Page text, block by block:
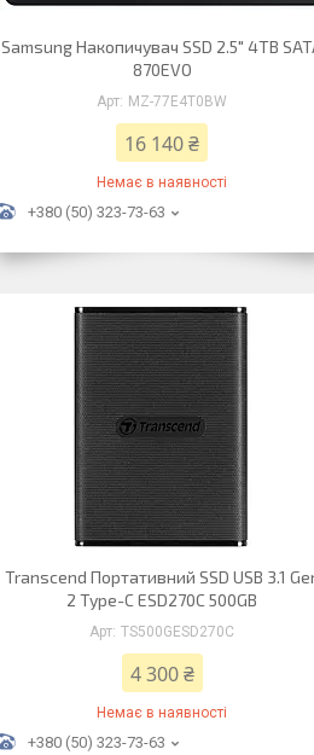
Samsung Накопичувач SSD 2.5" 4TB
870EVO
MZ-77E4T0BW
16 140 ₴
Немає в наявності
+380 (50) 323-73-63
Transcend Портативний SSD USB 3.1
2 Type-C ESD270C 500GB
TS500GESD270C
4 300 ₴
Немає в наявності
+380 (50) 323-73-63